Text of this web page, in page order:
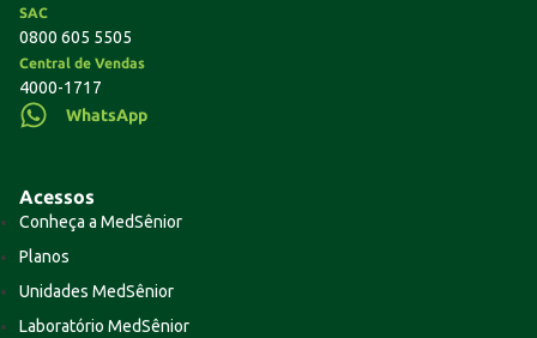
SAC
0800 605 5505
Central de Vendas
4000-1717
WhatsApp
Acessos
Conheça a MedSênior
Planos
Unidades MedSênior
Laboratório MedSênior